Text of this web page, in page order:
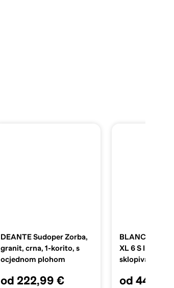
DEANTE Sudoper Zorba,
granit, crna, 1-korito, s
ocjednom plohom
od 222,99 €
BLANCO
XL 6 S InFino
sklopiva
od